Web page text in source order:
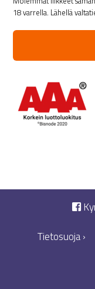
18 varrella. Lähellä
Tietosuoja ›